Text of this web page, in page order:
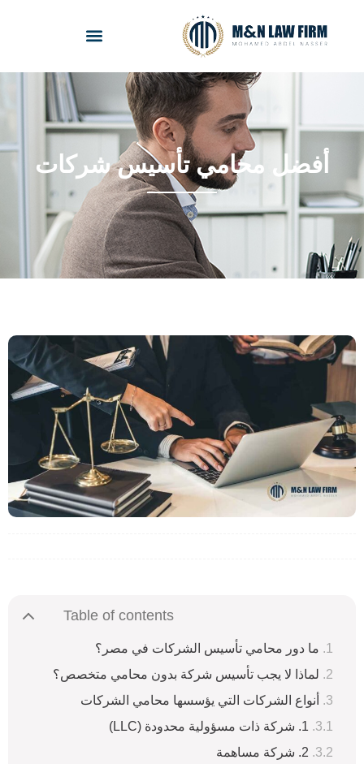
أفضل محامي تأسيس شركات
Table of contents
ما دور محامي تأسيس الشركات في مصر؟
لماذا لا يجب تأسيس شركة بدون محامي متخصص؟
أنواع الشركات التي يؤسسها محامي الشركات
1. شركة ذات مسؤولية محدودة (LLC)
2. شركة مساهمة